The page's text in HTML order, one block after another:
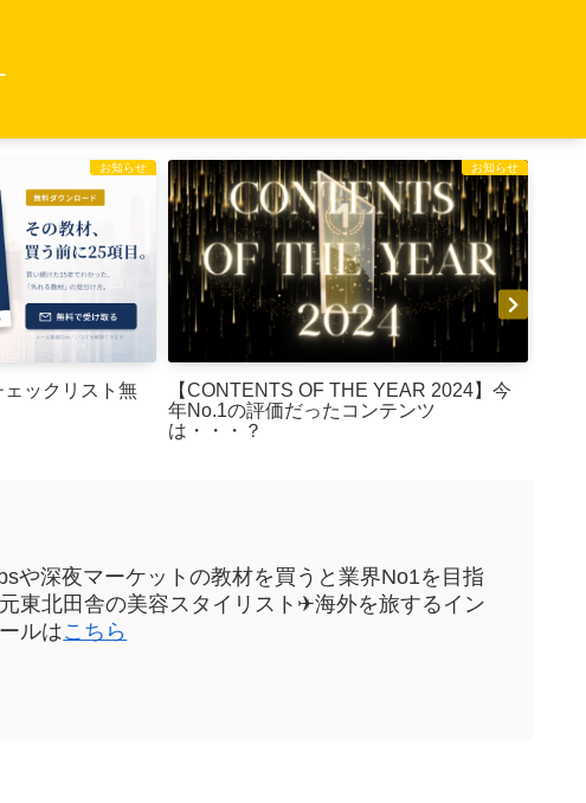
お知らせ
ックリスト無
お知らせ
【CONTENTS OF THE YEAR 2024】今
年No.1の評価だったコンテンツ
は・・・？
や深夜マーケットの教材を買うと業界No1を目指
東北田舎の美容スタイリスト✈海外を旅するイン
ルはこちら